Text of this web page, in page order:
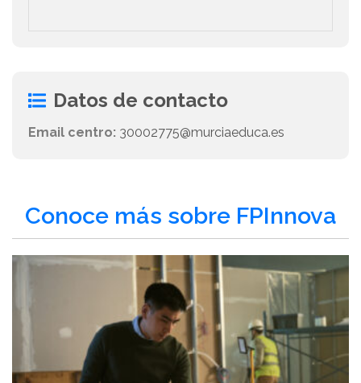
Datos de contacto
Email centro: 30002775@murciaeduca.es
Conoce más sobre FPInnova